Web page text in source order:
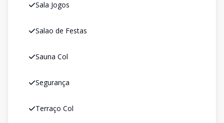
Sala Jogos
Salao de Festas
Sauna Col
Segurança
Terraço Col